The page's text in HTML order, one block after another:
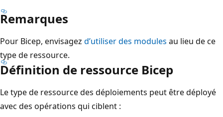
Remarques
Pour Bicep, envisagez d’utiliser des modules au lieu de ce
type de ressource.
Définition de ressource Bicep
Le type de ressource des déploiements peut être déployé
avec des opérations qui ciblent :